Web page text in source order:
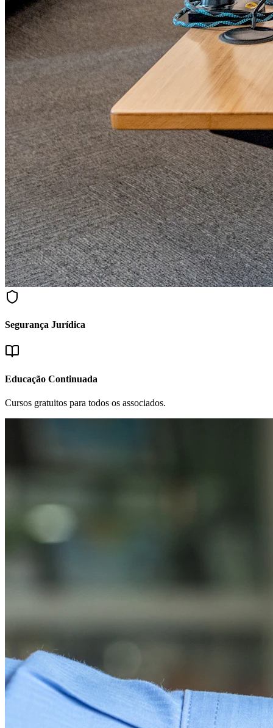
Segurança Jurídica
Educação Continuada
Cursos gratuitos para todos os associados.